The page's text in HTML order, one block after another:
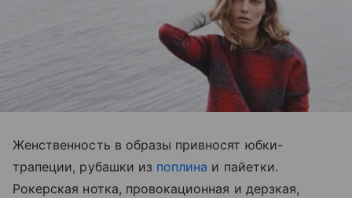
Женственность в образы привносят юбки-
трапеции, рубашки из поплина и пайетки.
Рокерская нотка, провокационная и дерзкая,